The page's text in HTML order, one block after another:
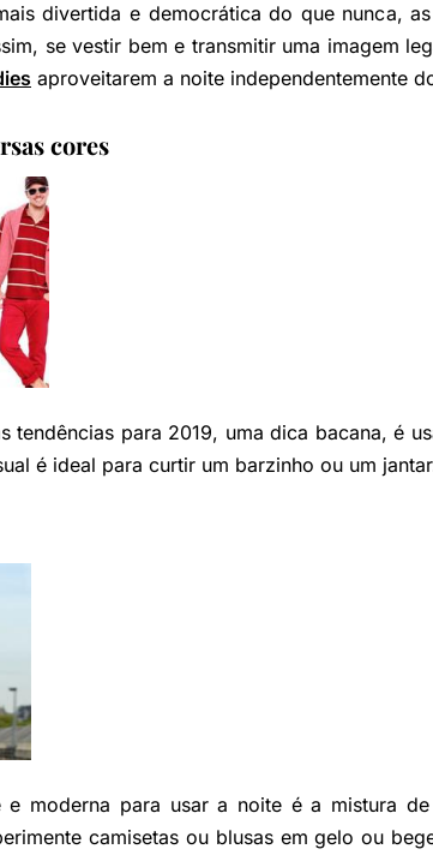
divertida e democrática do que nunca,
se vestir bem e transmitir uma imagem
aproveitarem a noite independentemente
cores
tendências para 2019, uma dica bacana, é
é ideal para curtir um barzinho ou um
e moderna para usar a noite é a mistura
camisetas ou blusas em gelo ou